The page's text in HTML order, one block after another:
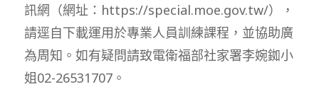
訊網（網址：https://special.moe.gov.tw/），
請逕自下載運用於專業人員訓練課程，並協助廣
為周知。如有疑問請致電衛福部社家署李婉銣小
姐02-26531707。